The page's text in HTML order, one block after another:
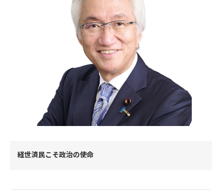
経世済民こそ政治の使命